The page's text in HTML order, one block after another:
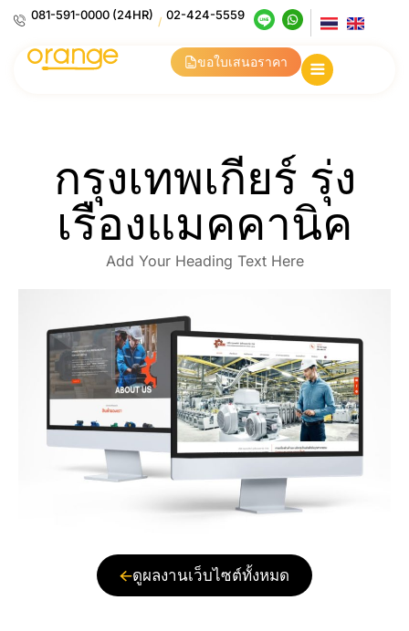
081-591-0000 (24HR) / 02-424-5559
ขอใบเสนอราคา
กรุงเทพเกียร์ รุ่ง
เรืองแมคคานิค
Add Your Heading Text Here
ดูผลงานเว็บไซต์ทั้งหมด